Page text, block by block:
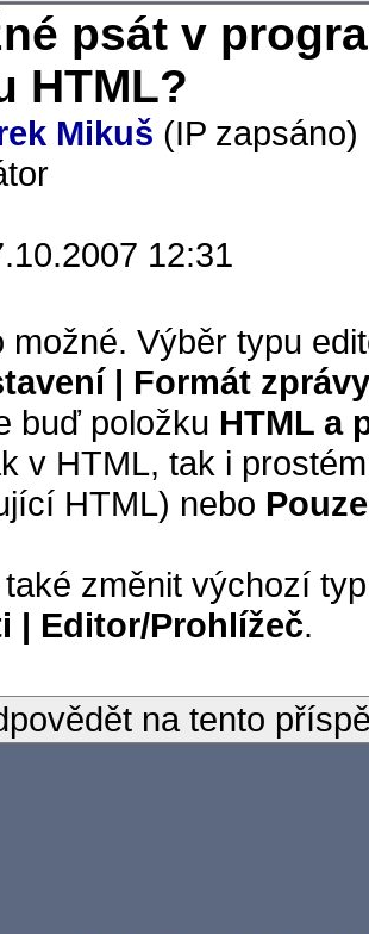
psát v
HTML?
Mikuš (IP zapsáno)
12:31
možné. Výběr typu
| Formát zprávy
buď položku HTML a
v HTML, tak i
HTML) nebo
změnit výchozí
| Editor/Prohlížeč.
na tento